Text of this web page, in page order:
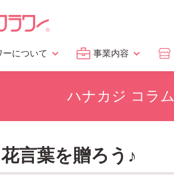
ーについて 事業内容
ハナカジ コラム
言葉を贈ろう♪